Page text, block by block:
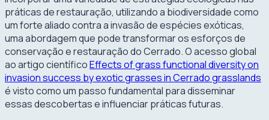
práticas de restauração, utilizando a biodiversidade como
um forte aliado contra a invasão de espécies exóticas,
uma abordagem que pode transformar os esforços de
conservação e restauração do Cerrado. O acesso global
ao artigo científicoEffects of grass functional diversity on
invasion success by exotic grasses in Cerrado grasslands
é visto como um passo fundamental para disseminar
essas descobertas e influenciar práticas futuras.